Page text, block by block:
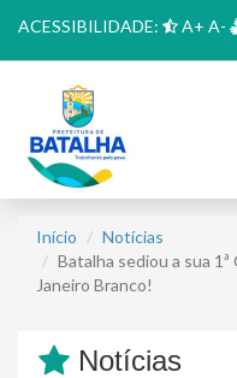
ACESSIBILIDADE: A+ A-
Início
Notícias
Batalha sediou a sua 1ª
Janeiro Branco!
Notícias